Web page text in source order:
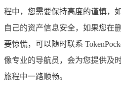
程中，您需要保持高度的谨慎，
自己的资产信息安全，如果您在
要惊慌，可以随时联系
像专业的导航员，会为您提供及
旅程中一路顺畅。